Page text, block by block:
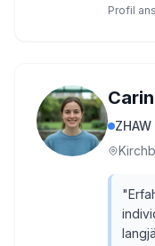
Profil
ZHAW
"